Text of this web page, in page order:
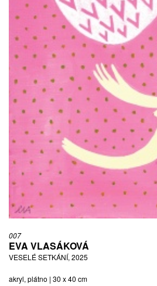
007
EVA VLASÁKOVÁ
VESELÉ SETKÁNÍ, 2025
akryl, plátno | 30 x 40 cm